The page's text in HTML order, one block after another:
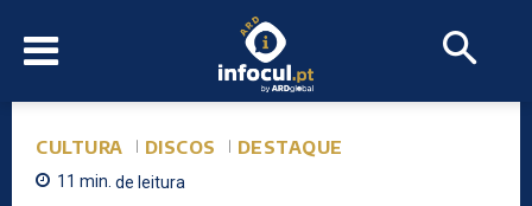
CULTURA DISCOS DESTAQUE
11 min. de leitura